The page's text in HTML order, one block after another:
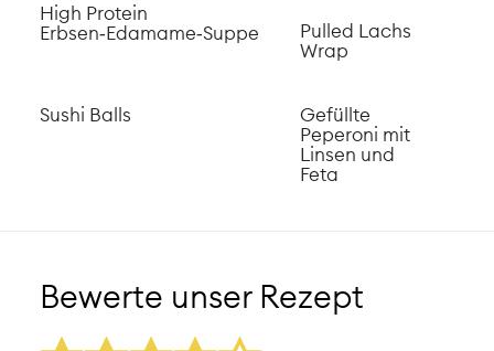
High Protein
Erbsen‑Edamame‑Suppe
Pulled Lachs
Wrap
Sushi Balls
Gefüllte
Peperoni mit
Linsen und
Feta
Bewerte unser Rezept